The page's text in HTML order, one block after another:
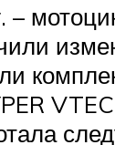
–